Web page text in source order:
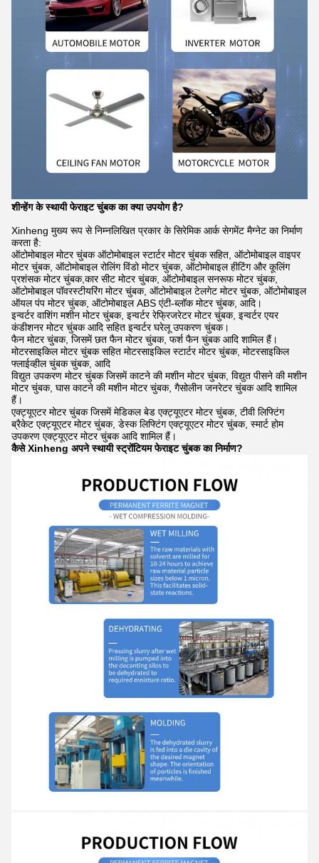
शीन्हेंग के स्थायी फेराइट चुंबक का क्या उपयोग है?
Xinheng मुख्य रूप से निम्नलिखित प्रकार के सिरेमिक आर्क सेगमेंट मैग्नेट का निर्माण
करता है:
ऑटोमोबाइल मोटर चुंबक ऑटोमोबाइल स्टार्टर मोटर चुंबक सहित, ऑटोमोबाइल वाइपर
मोटर चुंबक, ऑटोमोबाइल रोलिंग विंडो मोटर चुंबक, ऑटोमोबाइल हीटिंग और कूलिंग
प्रशंसक मोटर चुंबक,कार सीट मोटर चुंबक, ऑटोमोबाइल सनरूफ मोटर चुंबक,
ऑटोमोबाइल पॉवरस्टीयरिंग मोटर चुंबक, ऑटोमोबाइल टेलगेट मोटर चुंबक, ऑटोमोबाइल
ऑयल पंप मोटर चुंबक, ऑटोमोबाइल ABS एंटी-ब्लॉक मोटर चुंबक, आदि।
इन्वर्टर वाशिंग मशीन मोटर चुंबक, इन्वर्टर रेफ्रिजरेटर मोटर चुंबक, इन्वर्टर एयर
कंडीशनर मोटर चुंबक आदि सहित इन्वर्टर घरेलू उपकरण चुंबक।
फैन मोटर चुंबक, जिसमें छत फैन मोटर चुंबक, फर्श फैन चुंबक आदि शामिल हैं।
मोटरसाइकिल मोटर चुंबक सहित मोटरसाइकिल स्टार्टर मोटर चुंबक, मोटरसाइकिल
फ्लाईव्हील चुंबक चुंबक, आदि
विद्युत उपकरण मोटर चुंबक जिसमें काटने की मशीन मोटर चुंबक, विद्युत पीसने की मशीन
मोटर चुंबक, घास काटने की मशीन मोटर चुंबक, गैसोलीन जनरेटर चुंबक आदि शामिल
हैं।
एक्ट्यूएटर मोटर चुंबक जिसमें मेडिकल बेड एक्ट्यूएटर मोटर चुंबक, टीवी लिफ्टिंग
ब्रैकेट एक्ट्यूएटर मोटर चुंबक, डेस्क लिफ्टिंग एक्ट्यूएटर मोटर चुंबक, स्मार्ट होम
उपकरण एक्ट्यूएटर मोटर चुंबक आदि शामिल हैं।
कैसे Xinheng अपने स्थायी स्ट्रोंटियम फेराइट चुंबक का निर्माण?